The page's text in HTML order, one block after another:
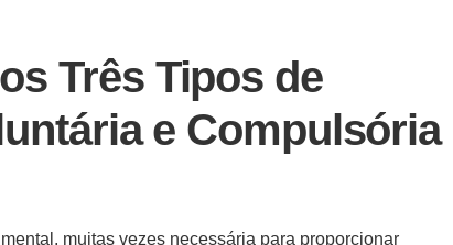
Três Tipos de
e Compulsória
muitas vezes necessária para proporcionar